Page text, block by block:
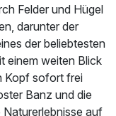
Felder und Hügel
darunter der
der beliebtesten
einem weiten Blick
Kopf sofort frei
Banz und die
Naturerlebnisse auf